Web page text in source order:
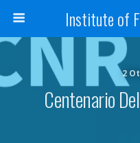
Institute of
2
Centenario